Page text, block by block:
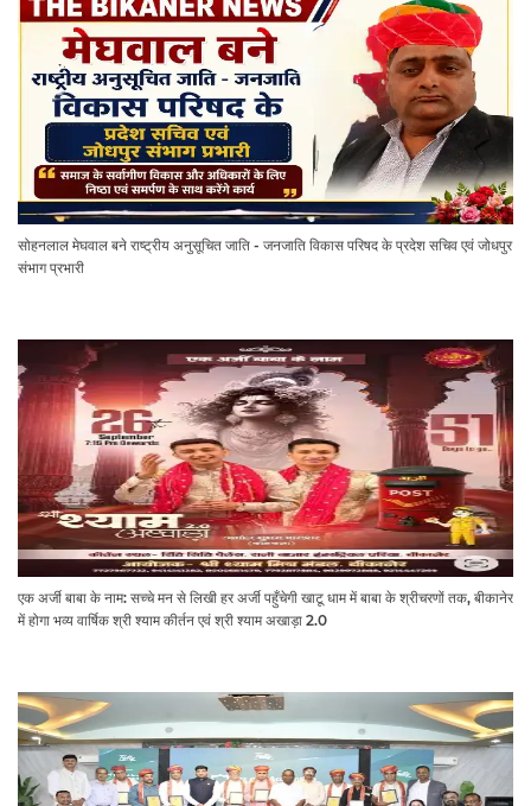
सोहनलाल मेघवाल बने राष्ट्रीय अनुसूचित जाति - जनजाति विकास परिषद के प्रदेश सचिव एवं जोधपुर
संभाग प्रभारी
एक अर्जी बाबा के नाम: सच्चे मन से लिखी हर अर्जी पहुँचेगी खाटू धाम में बाबा के श्रीचरणों तक, बीकानेर
में होगा भव्य वार्षिक श्री श्याम कीर्तन एवं श्री श्याम अखाड़ा 2.0